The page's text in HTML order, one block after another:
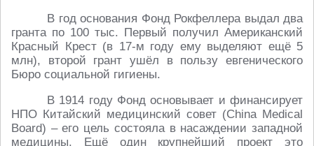
В год основания Фонд Рокфеллера выдал два
гранта по 100 тыс. Первый получил Американский
Красный Крест (в 17-м году ему выделяют ещё 5
млн), второй грант ушёл в пользу евгенического
Бюро социальной гигиены.
В 1914 году Фонд основывает и финансирует
НПО Китайский медицинский совет (China Medical
Board) – его цель состояла в насаждении западной
медицины. Ещё один крупнейший проект это